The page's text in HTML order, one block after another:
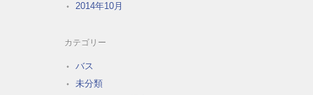
2014年10月
カテゴリー
バス
未分類